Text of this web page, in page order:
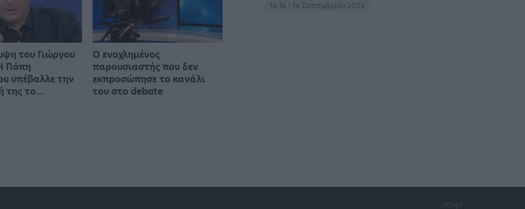
του Γιώργου
Πόπη
υπέβαλλε την
της το…
Ο ενοχλημένος
παρουσιαστής που δεν
εκπροσώπησε το κανάλι
του στο debate
14:16 - 14 Σεπτεμβρίου 2023
ItDept